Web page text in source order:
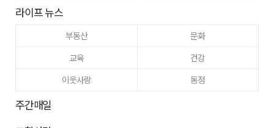
라이프 뉴스
부동산
문화
교육
건강
이웃사랑
동정
주간매일